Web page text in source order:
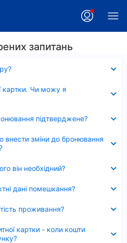
запитань
картки. Чи можу я
підтверджене?
внести зміни до бронювання
він необхідний?
дані помешкання?
проживання?
картки - коли кошти